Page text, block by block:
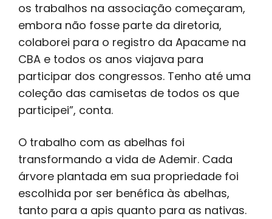
os trabalhos na associação começaram,
embora não fosse parte da diretoria,
colaborei para o registro da Apacame na
CBA e todos os anos viajava para
participar dos congressos. Tenho até uma
coleção das camisetas de todos os que
participei”, conta.
O trabalho com as abelhas foi
transformando a vida de Ademir. Cada
árvore plantada em sua propriedade foi
escolhida por ser benéfica às abelhas,
tanto para a apis quanto para as nativas.